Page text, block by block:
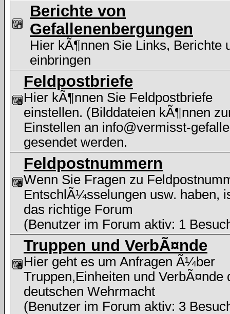
Berichte von
Gefallenenbergungen
Hier kÃ¶nnen Sie Links, Berichte
einbringen
Feldpostbriefe
Hier kÃ¶nnen Sie Feldpostbriefe
einstellen. (Bilddateien kÃ¶nnen
Einstellen an info@vermisst-
gesendet werden.
Feldpostnummern
Wenn Sie Fragen zu
EntschlÃ¼sselungen usw. haben,
das richtige Forum
(Benutzer im Forum aktiv: 1
Truppen und VerbÃ¤nde
Hier geht es um Anfragen Ã¼ber
Truppen,Einheiten und VerbÃ¤nde
deutschen Wehrmacht
(Benutzer im Forum aktiv: 3